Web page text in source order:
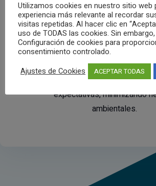
Satisfacción del
Atender y analizar sus
expectativas, minimizando
ambientales.
Utilizamos cookies en nuestro sitio web
experiencia más relevante al recordar
visitas repetidas. Al hacer clic en
uso de TODAS las cookies. Sin
Configuración de cookies para
consentimiento controlado.
Ajustes de Cookies
ACEPTAR TODAS